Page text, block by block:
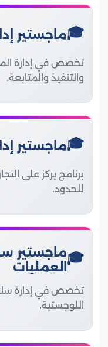
ماجستير
تخصص في إدارة
والتنفيذ والمتابعة.
ماجستير
برنامج يركز على
للحدود.
ماجستير
العمليات
تخصص في إدارة
اللوجستية.